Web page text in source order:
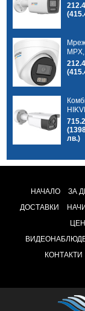
MPX,
лв.)
НАЧАЛО ЗА
ДОСТАВКИ
КОНТАКТИ